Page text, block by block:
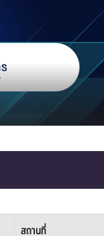
สถานที่